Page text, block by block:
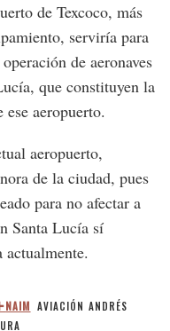
de Texcoco, más
serviría para
de aeronaves
que constituyen la
aeropuerto.
aeropuerto,
de la ciudad, pues
para no afectar a
Santa Lucía sí
actualmente.
NAIM AVIACIÓN ANDRÉS